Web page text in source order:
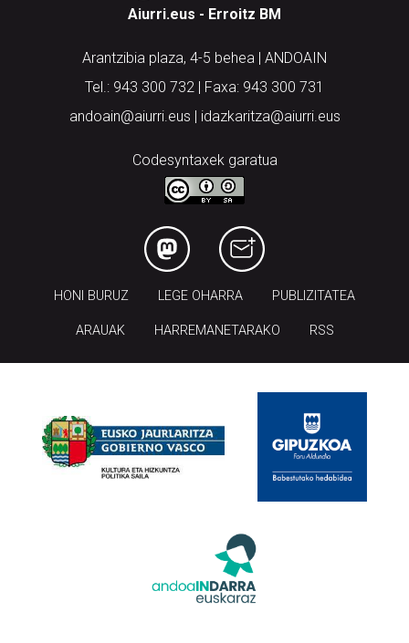
Aiurri.eus - Erroitz BM
Arantzibia plaza, 4-5 behea | ANDOAIN
Tel.: 943 300 732 | Faxa: 943 300 731
andoain@aiurri.eus | idazkaritza@aiurri.eus
Codesyntaxek garatua
HONI BURUZ LEGE OHARRA PUBLIZITATEA
ARAUAK HARREMANETARAKO RSS